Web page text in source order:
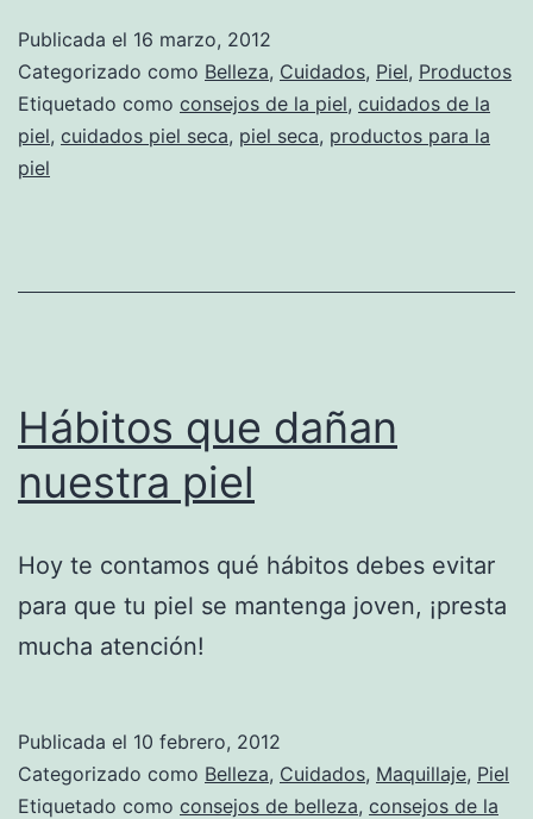
Publicada el 16 marzo, 2012
Categorizado como Belleza, Cuidados, Piel, Productos
Etiquetado como consejos de la piel, cuidados de la
piel, cuidados piel seca, piel seca, productos para la
piel
Hábitos que dañan
nuestra piel
Hoy te contamos qué hábitos debes evitar
para que tu piel se mantenga joven, ¡presta
mucha atención!
Publicada el 10 febrero, 2012
Categorizado como Belleza, Cuidados, Maquillaje, Piel
Etiquetado como consejos de belleza, consejos de la